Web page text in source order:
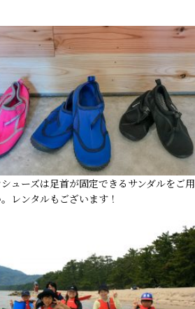
ューズは足首が固定できるサンダルをご用
レンタルもございます！